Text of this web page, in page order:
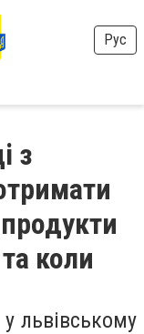
Рус
з
коли
львівському